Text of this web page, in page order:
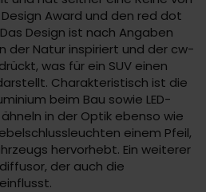
Award und den red dot
Design ist nach Angaben
der Natur inspiriert und der cw-
was für ein SUV einen
Charakteristisch ist die
beim Bau sowie LED-
in der Optik ebenso wie
einem Pfeil,
hervorhebt. Ein weiterer
der auch die